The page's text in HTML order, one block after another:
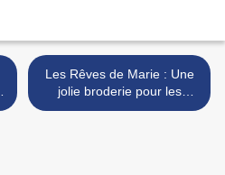
Les Rêves de Marie : Une
jolie broderie pour les
Mamans, bientôt leur